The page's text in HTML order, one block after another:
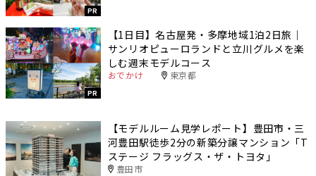
PR
PR
【1日目】名古屋発・多摩地域1泊2日旅｜
サンリオピューロランドと立川グルメを楽
しむ週末モデルコース
おでかけ 東京都
【モデルルーム見学レポート】豊田市・三
河豊田駅徒歩2分の新築分譲マンション「T
ステージ フラッグス・ザ・トヨタ」
豊田市